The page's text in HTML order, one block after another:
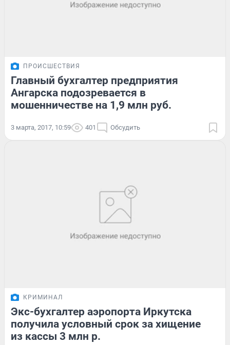
ПРОИСШЕСТВИЯ
Главный бухгалтер предприятия
Ангарска подозревается в
мошенничестве на 1,9 млн руб.
3 марта, 2017, 10:59 401 Обсудить
КРИМИНАЛ
Экс-бухгалтер аэропорта Иркутска
получила условный срок за хищение
из кассы 3 млн р.